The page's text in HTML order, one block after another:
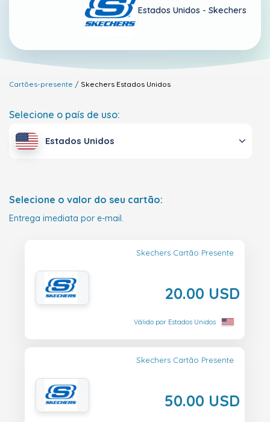
Estados Unidos - Skechers
Cartões-presente Skechers Estados Unidos
Selecione o país de uso:
Estados Unidos
Selecione o valor do seu cartão:
Entrega imediata por e-mail.
Skechers Cartão Presente
20.00 USD
Válido por Estados Unidos
Skechers Cartão Presente
50.00 USD